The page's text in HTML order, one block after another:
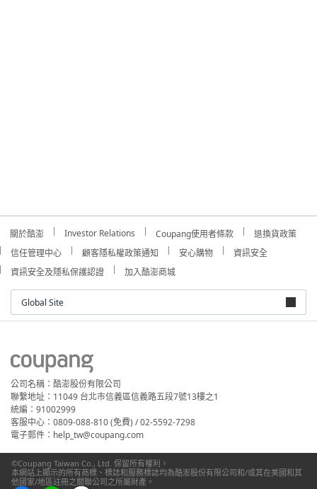
關於酷澎 Investor Relations Coupang使用者條款
退換貨政策
信任管理中心
顧客隱私權政策通知 安心購物
資訊安全
資訊安全及隱私保護認證
加入酷澎商城
Global Site
公司名稱：酷澎股份有限公司
聯繫地址：11049 台北市信義區信義路五段7號13樓之1
統編：91002999
客服中心：0809-088-810 (免費) / 02-5592-7298
電子郵件：help_tw@coupang.com
©Coupang Taiwan Co., Ltd. 保留所有權利。
本網站上顯示的所有商標、標誌和服務標誌均為酷澎股份有限公司和/或其在美國和其
他國家/地區註冊之關聯公司之所屬財產。